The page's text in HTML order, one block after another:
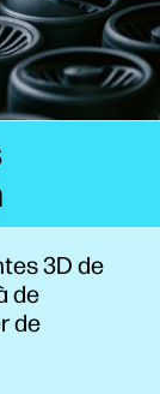
3D de
de
de